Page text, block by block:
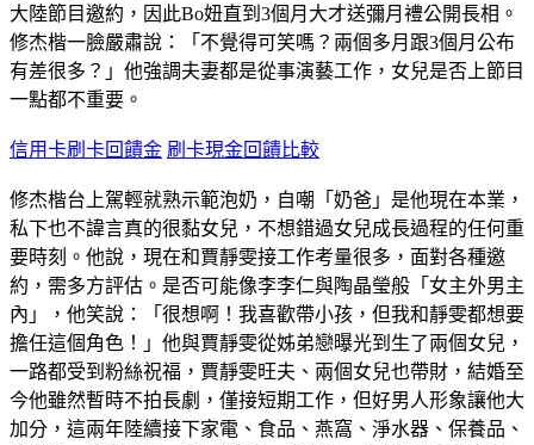
大陸節目邀約，因此Bo妞直到3個月大才送彌月禮公開長相。
修杰楷一臉嚴肅說：「不覺得可笑嗎？兩個多月跟3個月公布
有差很多？」他強調夫妻都是從事演藝工作，女兒是否上節目
一點都不重要。
信用卡刷卡回饋金 刷卡現金回饋比較
修杰楷台上駕輕就熟示範泡奶，自嘲「奶爸」是他現在本業，
私下也不諱言真的很黏女兒，不想錯過女兒成長過程的任何重
要時刻。他說，現在和賈靜雯接工作考量很多，面對各種邀
約，需多方評估。是否可能像李李仁與陶晶瑩般「女主外男主
內」，他笑說：「很想啊！我喜歡帶小孩，但我和靜雯都想要
擔任這個角色！」他與賈靜雯從姊弟戀曝光到生了兩個女兒，
一路都受到粉絲祝福，賈靜雯旺夫、兩個女兒也帶財，結婚至
今他雖然暫時不拍長劇，僅接短期工作，但好男人形象讓他大
加分，這兩年陸續接下家電、食品、燕窩、淨水器、保養品、